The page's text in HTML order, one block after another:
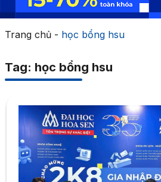
Trang chủ- học bổng hsu
Tag: học bổng hsu